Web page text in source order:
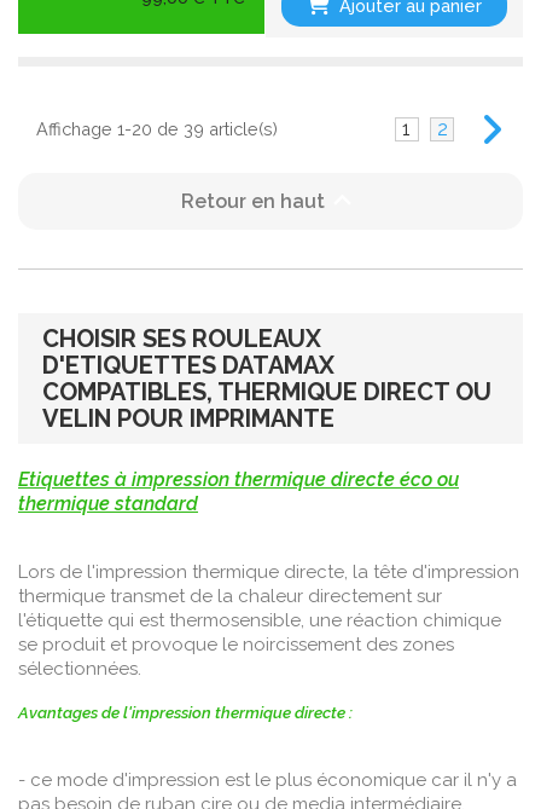
Ajouter au panier
Affichage 1-20 de 39 article(s) 1 2
Retour en haut
CHOISIR SES ROULEAUX
D'ETIQUETTES DATAMAX
COMPATIBLES, THERMIQUE DIRECT OU
VELIN POUR IMPRIMANTE
Etiquettes à impression thermique directe éco ou
thermique standard
Lors de l'impression thermique directe, la tête d'impression
thermique transmet de la chaleur directement sur
l'étiquette qui est thermosensible, une réaction chimique
se produit et provoque le noircissement des zones
sélectionnées.
Avantages de l'impression thermique directe :
- ce mode d'impression est le plus économique car il n'y a
pas besoin de ruban cire ou de media intermédiaire.